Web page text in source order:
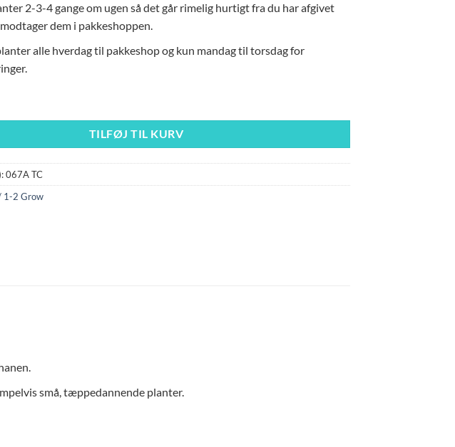
2-3-4 gange om ugen så det går rimelig hurtigt fra du har afgivet
dem i pakkeshoppen.
alle hverdag til pakkeshop og kun mandag til torsdag for
TILFØJ TIL KURV
067A TC
1-2 Grow
små, tæppedannende planter.